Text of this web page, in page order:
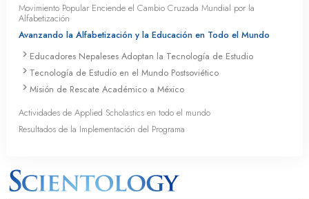
Movimiento Popular Enciende el Cambio Cruzada Mundial por la
Alfabetización
Avanzando la Alfabetización y la Educación en Todo el Mundo
Educadores Nepaleses Adoptan la Tecnología de Estudio
Tecnología de Estudio en el Mundo Postsoviético
Misión de Rescate Académico a México
Actividades de Applied Scholastics en todo el mundo
Resultados de la Implementación del Programa